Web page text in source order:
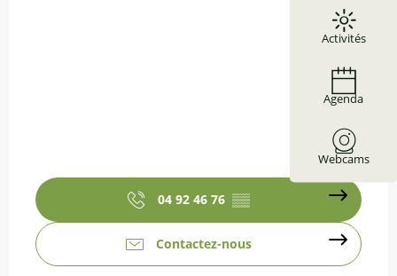
Activités
Agenda
Webcams
04 92 46 76 ▒▒
Contactez-nous